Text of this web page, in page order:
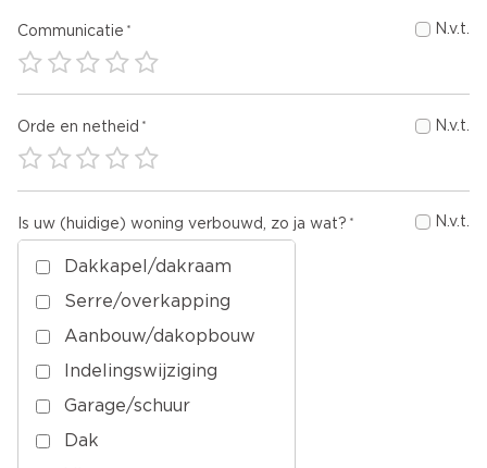
Communicatie N.v.t.
Orde en netheid N.v.t.
Is uw (huidige) woning verbouwd, zo ja wat?
Dakkapel/dakraam
Serre/overkapping
Aanbouw/dakopbouw
Indelingswijziging
Garage/schuur
Dak
N.v.t.